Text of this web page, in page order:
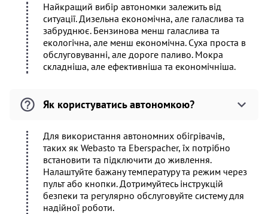
Найкращий вибір автономки залежить від
ситуації. Дизельна економічна, але галаслива та
забруднює. Бензинова менш галаслива та
екологічна, але менш економічна. Суха проста в
обслуговуванні, але дороге паливо. Мокра
складніша, але ефективніша та економічніша.
Як користуватись автономкою?
Для використання автономних обігрівачів,
таких як Webasto та Eberspacher, їх потрібно
встановити та підключити до живлення.
Налаштуйте бажану температуру та режим через
пульт або кнопки. Дотримуйтесь інструкцій
безпеки та регулярно обслуговуйте систему для
надійної роботи.